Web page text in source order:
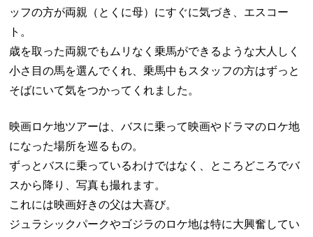
ッフの方が両親（とくに母）にすぐに気づき、エスコー
ト。
歳を取った両親でもムリなく乗馬ができるような大人しく
小さ目の馬を選んでくれ、乗馬中もスタッフの方はずっと
そばにいて気をつかってくれました。
映画ロケ地ツアーは、バスに乗って映画やドラマのロケ地
になった場所を巡るもの。
ずっとバスに乗っているわけではなく、ところどころでバ
スから降り、写真も撮れます。
これには映画好きの父は大喜び。
ジュラシックパークやゴジラのロケ地は特に大興奮してい